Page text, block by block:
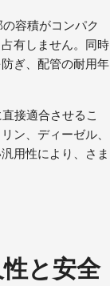
容積がコンパク
有しません。同時
ぎ、配管の耐用年
接適合させるこ
ン、ディーゼル、
用性により、さま
と安全